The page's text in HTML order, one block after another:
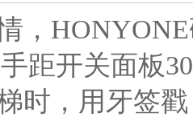
，
距开关面板
时，用牙签